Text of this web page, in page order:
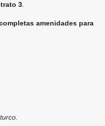
3
amenidades para